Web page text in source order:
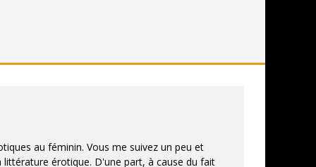
au féminin. Vous me suivez un peu et
érotique. D'une part, à cause du fait